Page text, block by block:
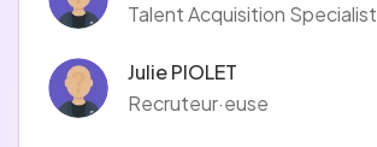
Talent Acquisition Specialist
Julie PIOLET
Recruteur·euse